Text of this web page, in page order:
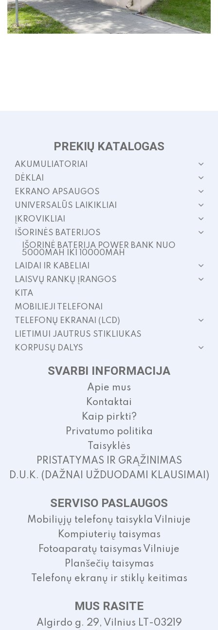
PREKIŲ KATALOGAS
AKUMULIATORIAI
DĖKLAI
EKRANO APSAUGOS
UNIVERSALŪS LAIKIKLIAI
ĮKROVIKLIAI
IŠORINĖS BATERIJOS
IŠORINĖ BATERIJA POWER BANK NUO
5000MAH IKI 10000MAH
LAIDAI IR KABELIAI
LAISVŲ RANKŲ ĮRANGOS
KITA
MOBILIEJI TELEFONAI
TELEFONŲ EKRANAI (LCD)
LIETIMUI JAUTRUS STIKLIUKAS
KORPUSŲ DALYS
SVARBI INFORMACIJA
Apie mus
Kontaktai
Kaip pirkti?
Privatumo politika
Taisyklės
PRISTATYMAS IR GRĄŽINIMAS
D.U.K. (DAŽNAI UŽDUODAMI KLAUSIMAI)
SERVISO PASLAUGOS
Mobiliųjų telefonų taisykla Vilniuje
Kompiuterių taisymas
Fotoaparatų taisymas Vilniuje
Planšečių taisymas
Telefonų ekranų ir stiklų keitimas
MUS RASITE
Algirdo g. 29, Vilnius LT-03219